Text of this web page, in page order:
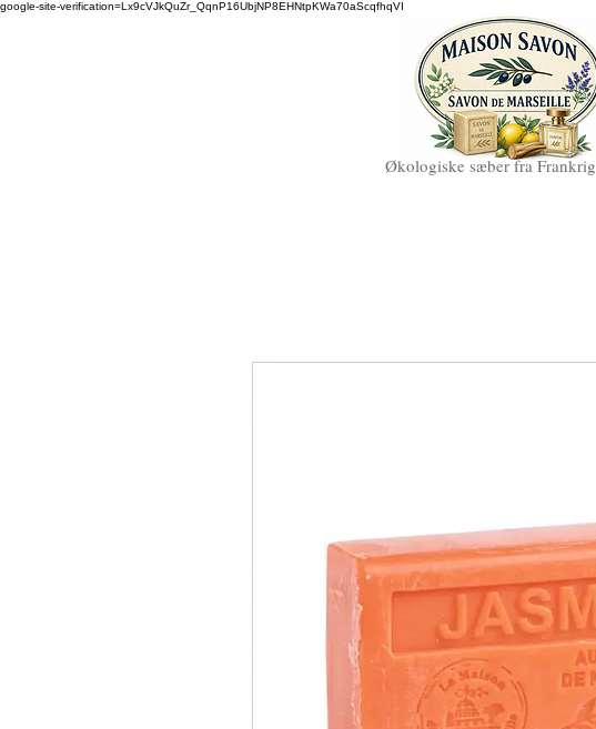
google-site-verification=Lx9cVJkQuZr_QqnP16UbjNP8EHNtpKWa70aScqfhqVI
Økologiske sæber fra Frankrig